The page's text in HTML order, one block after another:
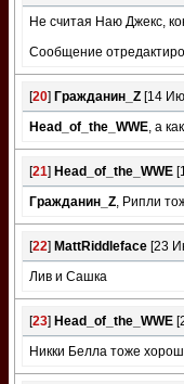
Не считая Наю Джекс,
Сообщение
[20] Гражданин_Z [14
Head_of_the_WWE, а
[21] Head_of_the_WWE
Гражданин_Z, Рипли
[22] MattRiddleface [23
Лив и Сашка
[23] Head_of_the_WWE
Никки Белла тоже